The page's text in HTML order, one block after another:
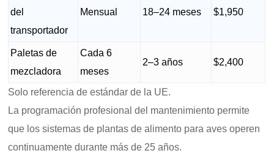
del
transportador
Mensual 18–24 meses $1,950
Paletas de
mezcladora
Cada 6
meses
2–3 años $2,400
Solo referencia de estándar de la UE.
La programación profesional del mantenimiento permite
que los sistemas de plantas de alimento para aves operen
continuamente durante más de 25 años.